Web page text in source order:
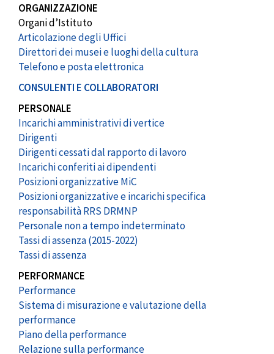
ORGANIZZAZIONE
Organi d’Istituto
Articolazione degli Uffici
Direttori dei musei e luoghi della cultura
Telefono e posta elettronica
CONSULENTI E COLLABORATORI
PERSONALE
Incarichi amministrativi di vertice
Dirigenti
Dirigenti cessati dal rapporto di lavoro
Incarichi conferiti ai dipendenti
Posizioni organizzative MiC
Posizioni organizzative e incarichi specifica
responsabilità RRS DRMNP
Personale non a tempo indeterminato
Tassi di assenza (2015-2022)
Tassi di assenza
PERFORMANCE
Performance
Sistema di misurazione e valutazione della
performance
Piano della performance
Relazione sulla performance